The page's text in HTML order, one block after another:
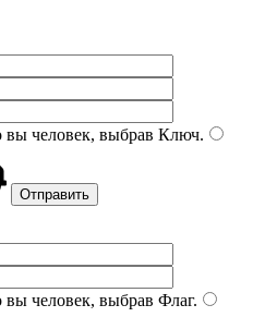
человек, выбрав Ключ.
человек, выбрав Флаг.